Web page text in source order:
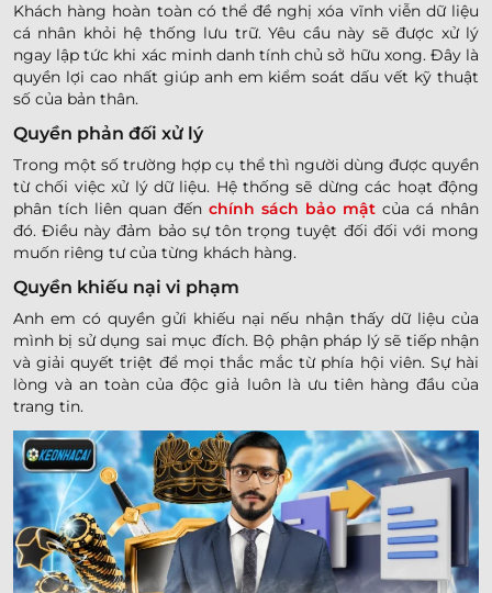
Khách hàng hoàn toàn có thể đề nghị xóa vĩnh viễn dữ liệu
cá nhân khỏi hệ thống lưu trữ. Yêu cầu này sẽ được xử lý
ngay lập tức khi xác minh danh tính chủ sở hữu xong. Đây là
quyền lợi cao nhất giúp anh em kiểm soát dấu vết kỹ thuật
số của bản thân.
Quyền phản đối xử lý
Trong một số trường hợp cụ thể thì người dùng được quyền
từ chối việc xử lý dữ liệu. Hệ thống sẽ dừng các hoạt động
phân tích liên quan đến chính sách bảo mật của cá nhân
đó. Điều này đảm bảo sự tôn trọng tuyệt đối đối với mong
muốn riêng tư của từng khách hàng.
Quyền khiếu nại vi phạm
Anh em có quyền gửi khiếu nại nếu nhận thấy dữ liệu của
mình bị sử dụng sai mục đích. Bộ phận pháp lý sẽ tiếp nhận
và giải quyết triệt để mọi thắc mắc từ phía hội viên. Sự hài
lòng và an toàn của độc giả luôn là ưu tiên hàng đầu của
trang tin.